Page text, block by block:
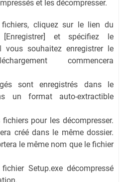
et les décompresser.
fichiers, cliquez sur le lien du
[Enregistrer] et spécifiez le
vous souhaitez enregistrer le
commencera
sont enregistrés dans le
un format auto-extractible
pour les décompresser.
créé dans le même dossier.
le même nom que le fichier
Setup.exe décompressé